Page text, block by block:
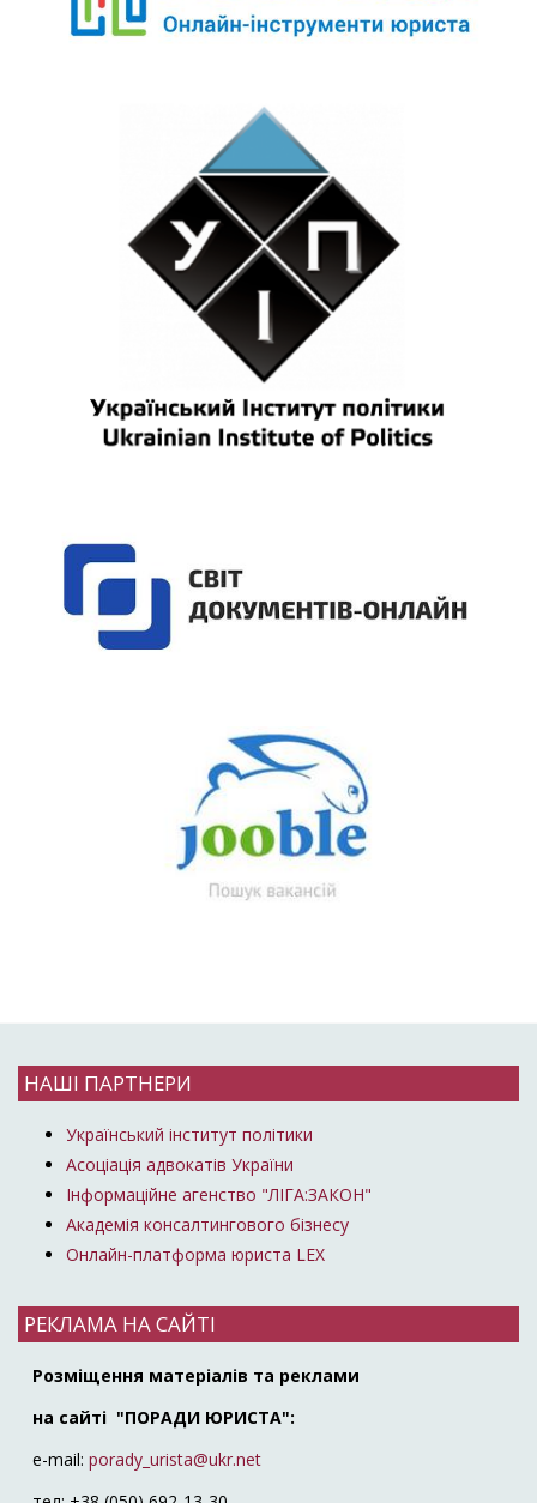
НАШІ ПАРТНЕРИ
Український інститут політики
Асоціація адвокатів України
Інформаційне агенство "ЛІГА:ЗАКОН"
Академія консалтингового бізнесу
Онлайн-платформа юриста LEX
РЕКЛАМА НА САЙТІ
Розміщення матеріалів та реклами
на сайті "ПОРАДИ ЮРИСТА":
e-mail: porady_urista@ukr.net